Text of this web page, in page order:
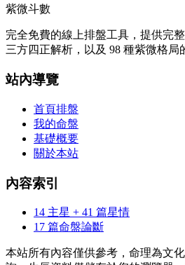
紫微斗數
完全免費的線上排盤工具，提供完
三方四正解析，以及 98 種紫微格局
站內導覽
首頁排盤
我的命盤
基礎概要
關於本站
內容索引
14 主星 + 41 篇星情
17 篇命盤論斷
本站所有內容僅供參考，命理為文